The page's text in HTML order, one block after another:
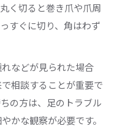
く切ると巻き爪や爪周
すぐに切り、角はわず
などが見られた場合
相談することが重要で
の方は、足のトラブル
かな観察が必要です。